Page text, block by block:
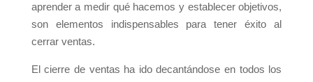
aprender a medir qué hacemos y establecer objetivos,
son elementos indispensables para tener éxito al
cerrar ventas.
El cierre de ventas ha ido decantándose en todos los